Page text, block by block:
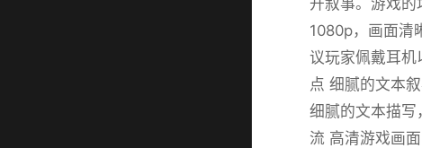
1080p，画面清
议玩家佩戴耳机
点 细腻的文本
细腻的文本描写
流 高清游戏画